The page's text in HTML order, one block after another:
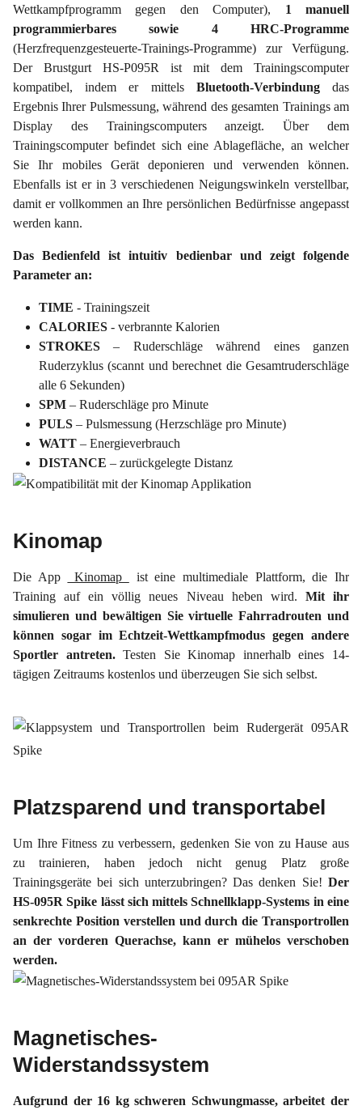
Wettkampfprogramm gegen den Computer), 1 manuell
programmierbares sowie 4 HRC-Programme
(Herzfrequenzgesteuerte-Trainings-Programme) zur Verfügung.
Der Brustgurt HS-P095R ist mit dem Trainingscomputer
kompatibel, indem er mittels Bluetooth-Verbindungdas
Ergebnis Ihrer Pulsmessung, während des gesamten Trainings am
Display des Trainingscomputers anzeigt. Über dem
Trainingscomputer befindet sich eine Ablagefläche, an welcher
Sie Ihr mobiles Gerät deponieren und verwenden können.
Ebenfalls ist er in 3 verschiedenen Neigungswinkeln verstellbar,
damit er vollkommen an Ihre persönlichen Bedürfnisse angepasst
werden kann.
Das Bedienfeld ist intuitiv bedienbar und zeigt folgende
Parameter an:
TIME - Trainingszeit
CALORIES - verbrannte Kalorien
STROKES– Ruderschläge während eines ganzen
Ruderzyklus (scannt und berechnet die Gesamtruderschläge
alle 6 Sekunden)
SPM – Ruderschläge pro Minute
PULS – Pulsmessung (Herzschläge pro Minute)
WATT – Energieverbrauch
DISTANCE – zurückgelegte Distanz
Kinomap
Die App Kinomap
ist eine multimediale Plattform, die Ihr
Training auf ein völlig neues Niveau heben wird. Mit ihr
simulieren und bewältigen Sie virtuelle Fahrradrouten und
können sogar im Echtzeit-Wettkampfmodus gegen andere
Sportler antreten.Testen Sie Kinomap innerhalb eines 14-
tägigen Zeitraums kostenlos und überzeugen Sie sich selbst.
Platzsparend und transportabel
Um Ihre Fitness zu verbessern, gedenken Sie von zu Hause aus
zu trainieren, haben jedoch nicht genug Platz große
Trainingsgeräte bei sich unterzubringen? Das denken Sie! Der
HS-095R Spike lässt sich mittels Schnellklapp-Systems in eine
senkrechte Position verstellen und durch die Transportrollen
an der vorderen Querachse, kann er mühelos verschoben
werden.
Magnetisches-
Widerstandssystem
Aufgrund der 16 kg schweren Schwungmasse, arbeitet der